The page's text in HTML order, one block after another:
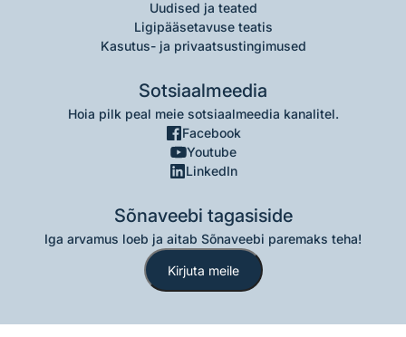
Uudised ja teated
Ligipääsetavuse teatis
Kasutus- ja privaatsustingimused
Sotsiaalmeedia
Hoia pilk peal meie sotsiaalmeedia kanalitel.
Facebook
Youtube
LinkedIn
Sõnaveebi tagasiside
Iga arvamus loeb ja aitab Sõnaveebi paremaks teha!
Kirjuta meile